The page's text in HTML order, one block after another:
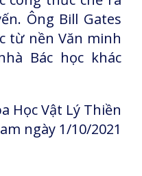
Ông Bill Gates
từ nền Văn minh
Bác học khác
Học Vật Lý Thiền
ngày 1/10/2021